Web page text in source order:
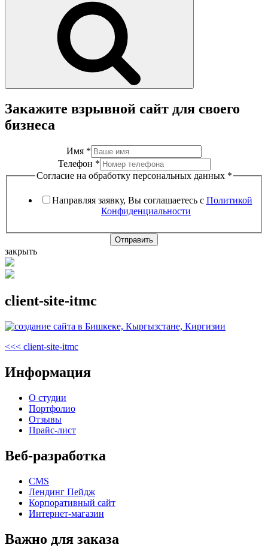
Закажите взрывной сайт для своего
бизнеса
Имя *
Телефон *
Согласие на обработку персональных данных *
Направляя заявку, Вы соглашаетесь с Политикой
Конфиденциальности
Отправить
закрыть
client-site-itmc
Навигация
по
записям
Предыдущая
<<< client-site-itmc
Информация
О студии
Портфолио
Отзывы
Прайс-лист
Веб-разработка
CMS
Лендинг Пейдж
Корпоративный сайт
Интернет-магазин
Важно для заказа